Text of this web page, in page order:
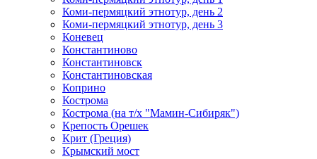
Коми-пермяцкий этнотур, день 2
Коми-пермяцкий этнотур, день 3
Коневец
Константиново
Константиновск
Константиновская
Коприно
Кострома
Кострома (на т/х "Мамин-Сибиряк")
Крепость Орешек
Крит (Греция)
Крымский мост